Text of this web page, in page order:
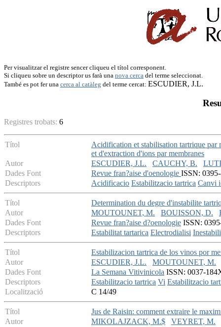
Per visualitzar el registre sencer cliqueu el títol corresponent.
Si cliqueu sobre un descriptor us farà una nova cerca del terme seleccionat.
També es pot fer una cerca al catàleg del terme cercat: ESCUDIER, J.L.
Registres trobats: 6
Títol
Acidification et stabilisation tartrique par
et d'extraction d'ions par membranes
Autor
ESCUDIER, J.L. CAUCHY, B.
Dades Font
Revue fran?aise d'oenologie ISSN:
Descriptors
Acidificacio Estabilitzacio tartrica Canvi
Títol
Determination du degre d'instabilite
Autor
MOUTOUNET, M. BOUISSON, D.
Dades Font
Revue fran?aise d?oenologie ISSN:
Descriptors
Estabilitat tartarica Electrodialisi
Títol
Estabilizacion tartrica de los vinos por
Autor
ESCUDIER, J.L.
MOUTOUNET, M.
Dades Font
La Semana Vitivinicola ISSN: 0037-
Descriptors
Estabilitzacio tartrica Vi Estabilitzacio
Localització
C 14/49
Títol
Jus de Raisin: comment extraire le
Autor
MIKOLAJZACK, M.$
VEYRET, M.